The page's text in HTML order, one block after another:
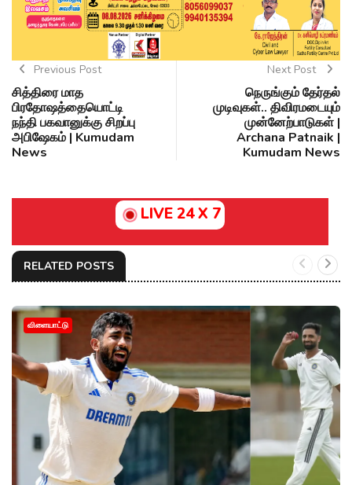
Previous Post
சித்திரை மாத
பிரதோஷத்தையொட்டி
நந்தி பகவானுக்கு சிறப்பு
அபிஷேகம் | Kumudam
News
Next Post
நெருங்கும் தேர்தல்
முடிவுகள்.. திவிரமடையும்
முன்னேற்பாடுகள் |
Archana Patnaik |
Kumudam News
LIVE 24 X 7
RELATED POSTS
விளையாட்டு